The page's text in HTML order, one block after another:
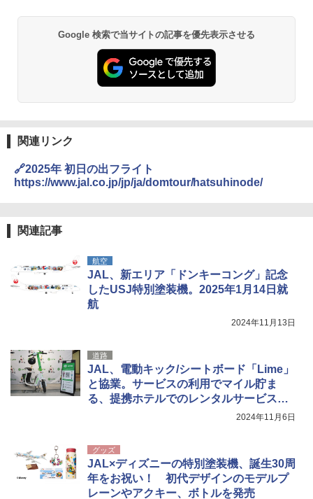
Google 検索で当サイトの記事を優先表示させる
関連リンク
🔗2025年 初日の出フライト
https://www.jal.co.jp/jp/ja/domtour/hatsuhinode/
関連記事
航空
JAL、新エリア「ドンキーコング」記念
したUSJ特別塗装機。2025年1月14日就
航
2024年11月13日
道路
JAL、電動キック/シートボード「Lime」
と協業。サービスの利用でマイル貯ま
る、提携ホテルでのレンタルサービスも
2024年11月6日
グッズ
JAL×ディズニーの特別塗装機、誕生30周
年をお祝い！ 初代デザインのモデルプ
レーンやアクキー、ボトルを発売